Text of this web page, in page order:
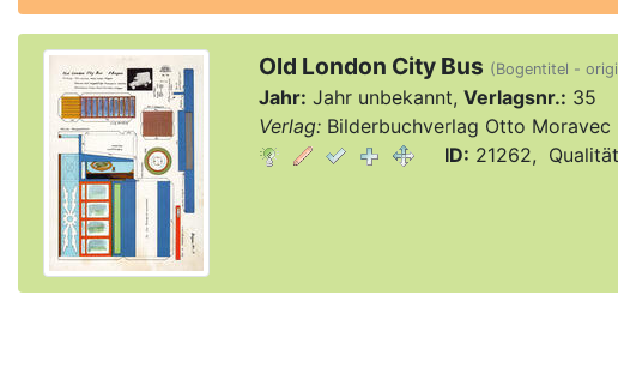
Old London City Bus (Bogentitel -
Jahr: Jahr unbekannt, Verlagsnr.: 35
Verlag:Bilderbuchverlag Otto Moravec
ID: 21262,